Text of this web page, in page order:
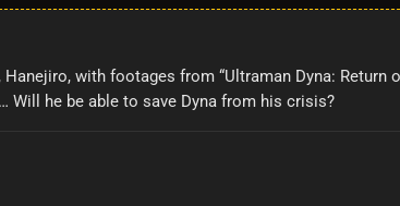
with footages from “Ultraman Dyna: Return
he be able to save Dyna from his crisis?